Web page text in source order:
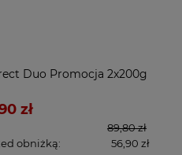
Duo Promocja 2x200g
zł
89,80 zł
obniżką:
56,90 zł